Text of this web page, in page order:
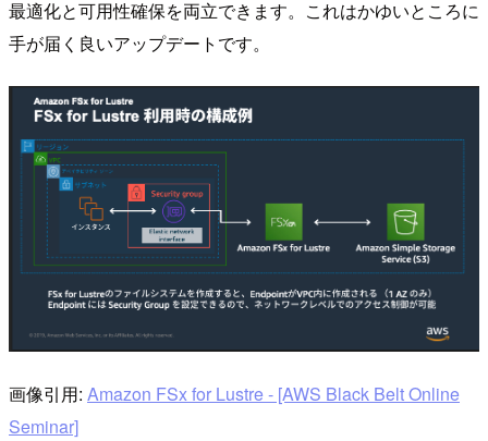
最適化と可用性確保を両立できます。これはかゆいところに
手が届く良いアップデートです。
画像引用: Amazon FSx for Lustre - [AWS Black Belt Online
Seminar]